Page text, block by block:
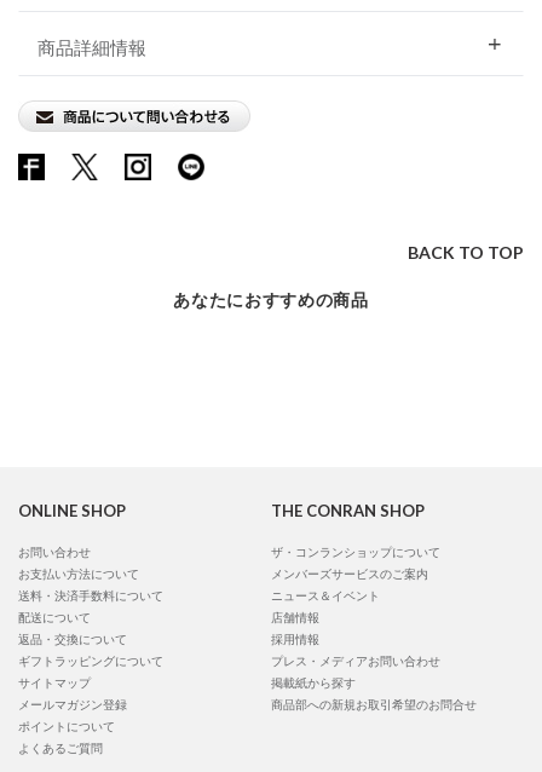
商品詳細情報
BACK TO TOP
あなたにおすすめの商品
ONLINE SHOP
お問い合わせ
お支払い方法について
送料・決済手数料について
配送について
返品・交換について
ギフトラッピングについて
サイトマップ
メールマガジン登録
ポイントについて
よくあるご質問
THE CONRAN SHOP
ザ・コンランショップについて
メンバーズサービスのご案内
ニュース＆イベント
店舗情報
採用情報
プレス・メディアお問い合わせ
掲載紙から探す
商品部への新規お取引希望のお問合せ